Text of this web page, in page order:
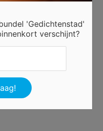
'Gedichtenstad'
verschijnt?